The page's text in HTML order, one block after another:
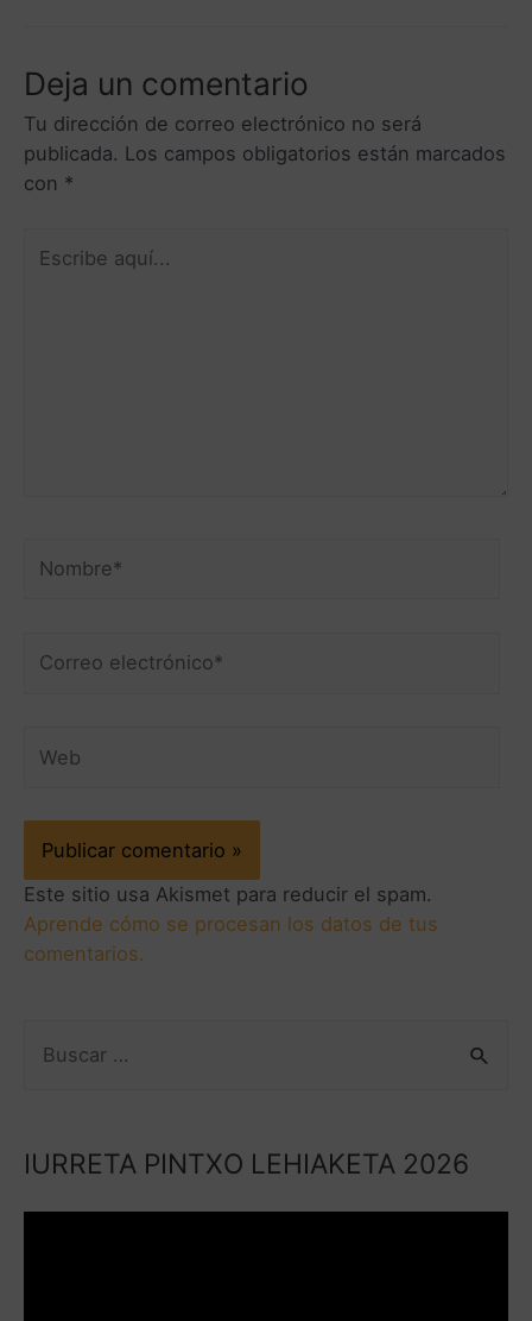
Deja un comentario
Tu dirección de correo electrónico no será
publicada. Los campos obligatorios están marcados
con *
Este sitio usa Akismet para reducir el spam.
Aprende cómo se procesan los datos de tus
comentarios.
IURRETA PINTXO LEHIAKETA 2026